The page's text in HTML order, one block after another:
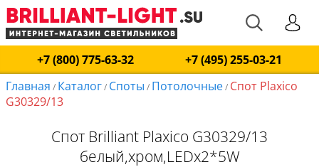
+7 (800) 775-63-32
+7 (495) 255-03-21
Главная / Каталог/ Споты / Потолочные/ Спот Plaxico
G30329/13
Спот Brilliant Plaxico G30329/13
белый,хром,LEDx2*5W